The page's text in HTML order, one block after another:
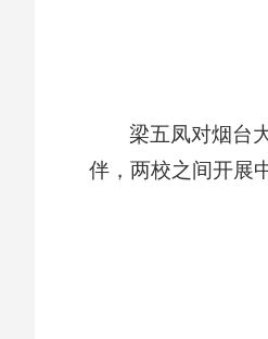
梁五凤对烟台
伴，两校之间开展